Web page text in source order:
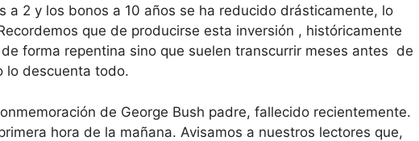
a 2 y los bonos a 10 años se ha reducido drásticamente, lo
que de producirse esta inversión , históricamente
forma repentina sino que suelen transcurrir meses antes de
lo descuenta todo.
de George Bush padre, fallecido recientemente.
hora de la mañana. Avisamos a nuestros lectores que,